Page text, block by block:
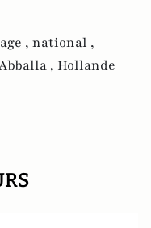
, national ,
, Hollande